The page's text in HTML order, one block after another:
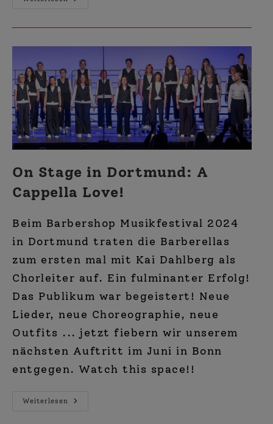
In
On Stage in Dortmund: A
Cappella Love!
Beim Barbershop Musikfestival 2024
in Dortmund traten die Barberellas
zum ersten mal mit Kai Dahlberg als
Chorleiter auf. Ein fulminanter Erfolg!
Das Publikum war begeistert! Neue
Lieder, neue Choreographie, neue
Outfits ... jetzt fiebern wir unserem
nächsten Auftritt im Juni in Bonn
entgegen. Watch this space!!
Weiterlesen
On